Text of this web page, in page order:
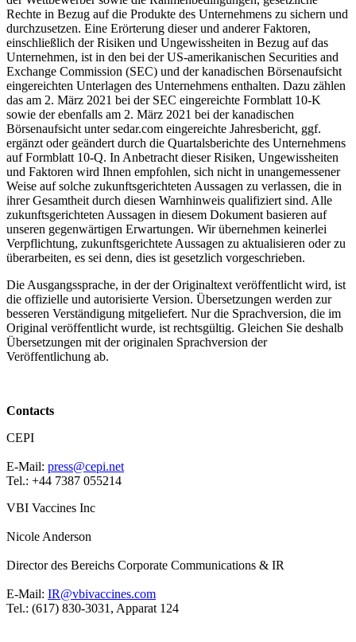
Rechte in Bezug auf die Produkte des Unternehmens zu sichern und
durchzusetzen. Eine Erörterung dieser und anderer Faktoren,
einschließlich der Risiken und Ungewissheiten in Bezug auf das
Unternehmen, ist in den bei der US-amerikanischen Securities and
Exchange Commission (SEC) und der kanadischen Börsenaufsicht
eingereichten Unterlagen des Unternehmens enthalten. Dazu zählen
das am 2. März 2021 bei der SEC eingereichte Formblatt 10-K
sowie der ebenfalls am 2. März 2021 bei der kanadischen
Börsenaufsicht unter sedar.com eingereichte Jahresbericht, ggf.
ergänzt oder geändert durch die Quartalsberichte des Unternehmens
auf Formblatt 10-Q. In Anbetracht dieser Risiken, Ungewissheiten
und Faktoren wird Ihnen empfohlen, sich nicht in unangemessener
Weise auf solche zukunftsgerichteten Aussagen zu verlassen, die in
ihrer Gesamtheit durch diesen Warnhinweis qualifiziert sind. Alle
zukunftsgerichteten Aussagen in diesem Dokument basieren auf
unseren gegenwärtigen Erwartungen. Wir übernehmen keinerlei
Verpflichtung, zukunftsgerichtete Aussagen zu aktualisieren oder zu
überarbeiten, es sei denn, dies ist gesetzlich vorgeschrieben.
Die Ausgangssprache, in der der Originaltext veröffentlicht wird, ist
die offizielle und autorisierte Version. Übersetzungen werden zur
besseren Verständigung mitgeliefert. Nur die Sprachversion, die im
Original veröffentlicht wurde, ist rechtsgültig. Gleichen Sie deshalb
Übersetzungen mit der originalen Sprachversion der
Veröffentlichung ab.
Contacts
CEPI
E-Mail: press@cepi.net
Tel.: +44 7387 055214
VBI Vaccines Inc
Nicole Anderson
Director des Bereichs Corporate Communications & IR
E-Mail: IR@vbivaccines.com
Tel.: (617) 830-3031, Apparat 124